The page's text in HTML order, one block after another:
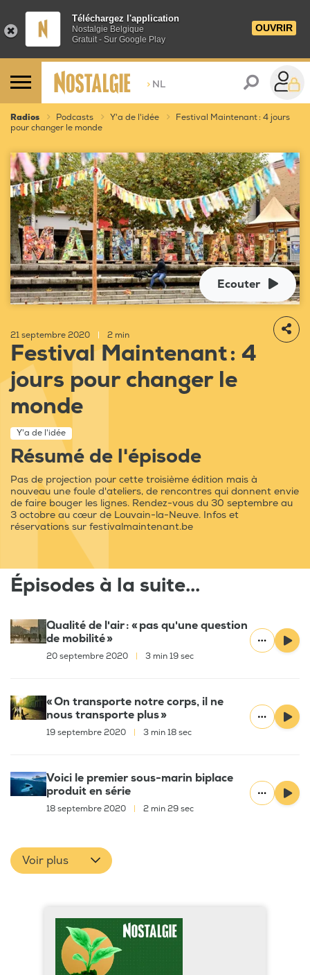
Téléchargez l'application
Nostalgie Belgique
Gratuit - Sur Google Play
OUVRIR
> NL
Radios Podcasts Y'a de l'idée
Festival Maintenant : 4 jours
pour changer le monde
Ecouter
21 septembre 2020 2 min
Festival Maintenant : 4
jours pour changer le
monde
Y'a de l'idée
Résumé de l'épisode
Pas de projection pour cette troisième édition mais à
nouveau une foule d'ateliers, de rencontres qui donnent envie
de faire bouger les lignes. Rendez-vous du 30 septembre au
3 octobre au cœur de Louvain-la-Neuve. Infos et
réservations sur festivalmaintenant.be
Épisodes à la suite...
Qualité de l'air : « pas qu'une question
de mobilité »
20 septembre 2020 3 min 19 sec
« On transporte notre corps, il ne
nous transporte plus »
19 septembre 2020 3 min 18 sec
Voici le premier sous-marin biplace
produit en série
18 septembre 2020 2 min 29 sec
Voir plus